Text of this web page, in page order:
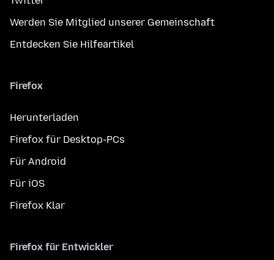
Werden Sie Mitglied unserer Gemeinschaft
Entdecken Sie Hilfeartikel
Firefox
Herunterladen
Firefox für Desktop-PCs
Für Android
Für iOS
Firefox Klar
Firefox für Entwickler